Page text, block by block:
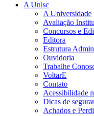
A Unisc
A Universidade
Avaliação
Concursos e
Editora
Estrutura
Ouvidoria
Trabalhe
VoltarE
Contato
Acessibilidade
Dicas de
Achados e